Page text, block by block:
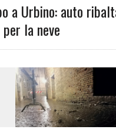
a Urbino: auto
la neve